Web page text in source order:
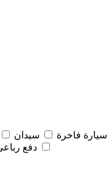
سيارة فاخرة
سيدان
دفع